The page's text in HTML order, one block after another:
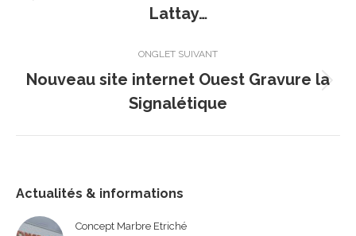
commentaire
précédent
Lattay…
ONGLET SUIVANT
suivant
Nouveau site internet Ouest Gravure la
Signalétique
Actualités & informations
Concept Marbre Etriché